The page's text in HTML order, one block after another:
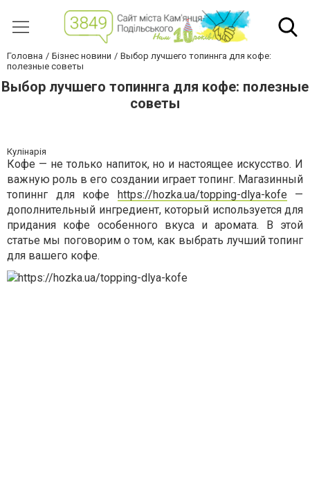
Головна Бізнес новини
Выбор лучшего топиннга для кофе:
полезные советы
Выбор лучшего топиннга для кофе: полезные
советы
Кулінарія
Кофе — не только напиток, но и настоящее искусство. И
важную роль в его создании играет топинг. Магазинный
топиннг для кофе https://hozka.ua/topping-dlya-kofe —
дополнительный ингредиент, который используется для
придания кофе особенного вкуса и аромата. В этой
статье мы поговорим о том, как выбрать лучший топинг
для вашего кофе.